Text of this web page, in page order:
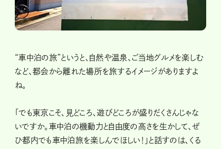
“車中泊の旅”というと、自然や温泉、ご当地グルメを楽しむ
など、都会から離れた場所を旅するイメージがありますよ
ね。
「でも東京こそ、見どころ、遊びどころが盛りだくさんじゃな
いですか。車中泊の機動力と自由度の高さを生かして、ぜ
ひ都内でも車中泊旅を楽しんでほしい！」と話すのは、くる